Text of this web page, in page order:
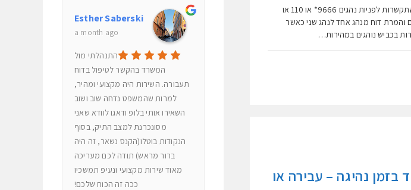
פניות נהגים מצורף מספר להתקשרות לפניות נהגים 9666* או 110 או
והמרת דוח מנהג אחד לנהג שני כאשר
בכביש נוהגים במהירות…
בזמן נהיגה – עבירה או
Esther Saberski
a month ago
התנהלתי מול
המשרד בהקשר לטיפול בדוח
תעבורה. השירות היה מקצועי ומהיר,
למרות שהמשפט נדחה שוב ושוב
השאירו אותי בלופ ודאגו לוודא שאני
מסונכרנת למצב התיק, בסוף
הנקודות בוטלו(הקנס נשאר, זה היה
ברור מראש) תודה לכם מעריכה
מאוד שירות מקצועי ונעיפ תמשכיו
ככה זה הכוח שלכם!